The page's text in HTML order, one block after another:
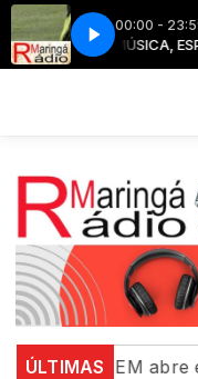
00:00 -
MÚSICA,
ÚLTIMAS
UEM abre edital